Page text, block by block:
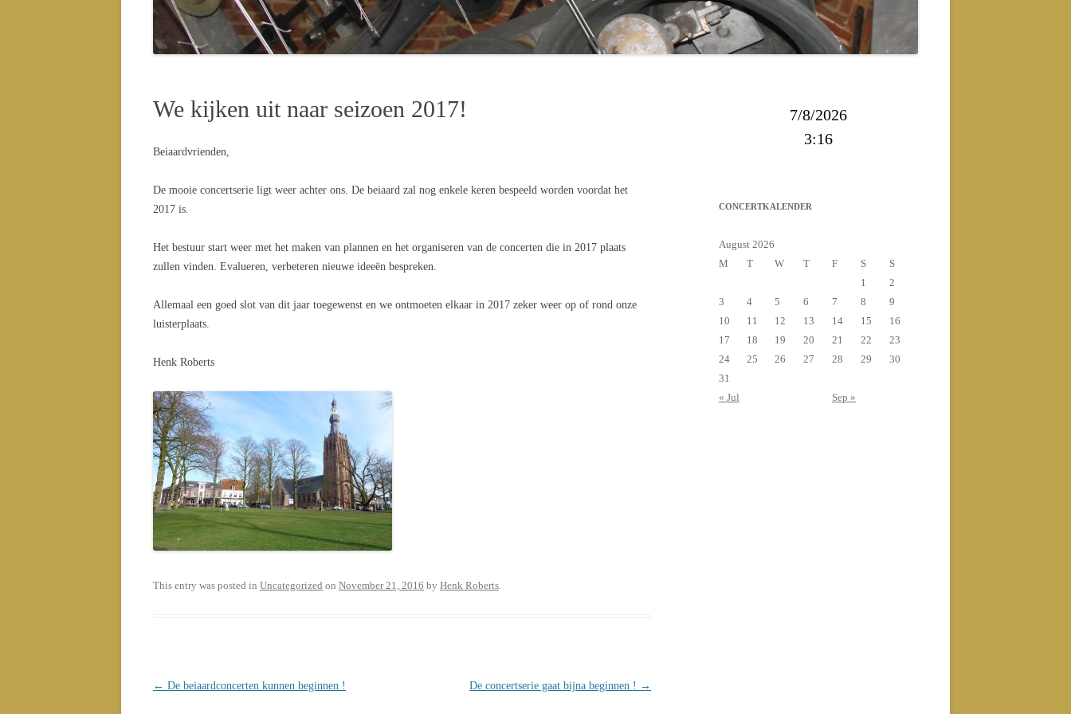
CONCERTEN 2017
CONCERTEN 2018
2013
We kijken uit naar seizoen 2017!
Beiaardvrienden,
De mooie concertserie ligt weer achter ons. De beiaard zal nog enkele keren bespeeld worden voordat het
2017 is.
Het bestuur start weer met het maken van plannen en het organiseren van de concerten die in 2017 plaats
zullen vinden. Evalueren, verbeteren nieuwe ideeën bespreken.
Allemaal een goed slot van dit jaar toegewenst en we ontmoeten elkaar in 2017 zeker weer op of rond onze
luisterplaats.
Henk Roberts
This entry was posted in Uncategorized on November 21, 2016 by Henk Roberts.
Post
← De beiaardconcerten kunnen beginnen ! De concertserie gaat bijna beginnen ! →
7/8/2026
3:16
CONCERTKALENDER
August 2026
M
T W T F S
S
1
2
3
4 5 6 7 8
9
10
11 12 13 14 15
16
17
18 19 20 21 22
23
24
25 26 27 28 29
30
31
« Jul
Sep »